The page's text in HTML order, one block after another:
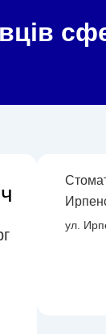
ул.